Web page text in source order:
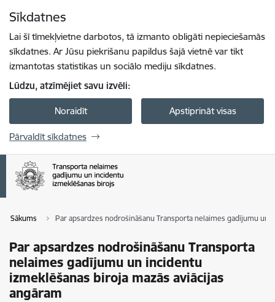
Sīkdatnes
Lai šī tīmekļvietne darbotos, tā izmanto obligāti nepieciešamās
sīkdatnes. Ar Jūsu piekrišanu papildus šajā vietnē var tikt
izmantotas statistikas un sociālo mediju sīkdatnes.
Lūdzu, atzīmējiet savu izvēli:
Noraidīt Apstiprināt visas
Pārvaldīt sīkdatnes
Sākums Par apsardzes nodrošināšanu Transporta nelaimes gadījumu un
Par apsardzes nodrošināšanu Transporta
nelaimes gadījumu un incidentu
izmeklēšanas biroja mazās aviācijas
angāram